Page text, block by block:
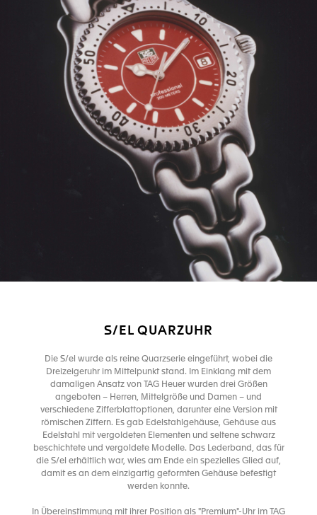
S/EL QUARZUHR
Die S/el wurde als reine Quarzserie eingeführt, wobei die
Dreizeigeruhr im Mittelpunkt stand. Im Einklang mit dem
damaligen Ansatz von TAG Heuer wurden drei Größen
angeboten – Herren, Mittelgröße und Damen – und
verschiedene Zifferblattoptionen, darunter eine Version mit
römischen Ziffern. Es gab Edelstahlgehäuse, Gehäuse aus
Edelstahl mit vergoldeten Elementen und seltene schwarz
beschichtete und vergoldete Modelle. Das Lederband, das für
die S/el erhältlich war, wies am Ende ein spezielles Glied auf,
damit es an dem einzigartig geformten Gehäuse befestigt
werden konnte.
In Übereinstimmung mit ihrer Position als "Premium"-Uhr im TAG